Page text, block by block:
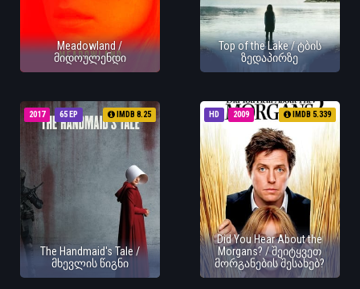
Meadowland /
მიდოულენდი
Top of the Lake / ტბის
ზედაპირზე
65 EP
2017 IMDB 8.25
The Handmaid's Tale /
მხევლის წიგნი
HD 2009 IMDB 5.339
Did You Hear About the
Morgans? / შეიტყვეთ
მორგანების შესახებ?